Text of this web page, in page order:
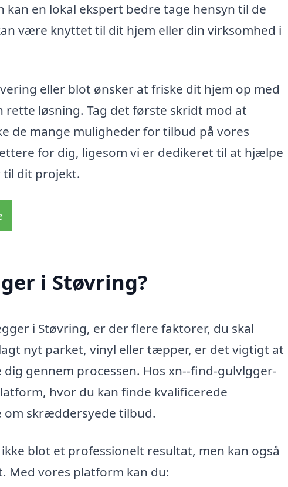
en lokal ekspert bedre tage hensyn til de
være knyttet til dit hjem eller din virksomhed i
eller blot ønsker at friske dit hjem op med
løsning. Tag det første skridt mod at
de mange muligheder for tilbud på vores
for dig, ligesom vi er dedikeret til at hjælpe
dit projekt.
i Støvring?
i Støvring, er der flere faktorer, du skal
nyt parket, vinyl eller tæpper, er det vigtigt at
gennem processen. Hos xn--find-gulvlgger-
hvor du kan finde kvalificerede
skræddersyede tilbud.
blot et professionelt resultat, men kan også
Med vores platform kan du: